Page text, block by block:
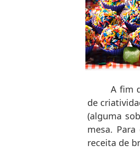
A fim
de
(alguma
mesa.
receita de